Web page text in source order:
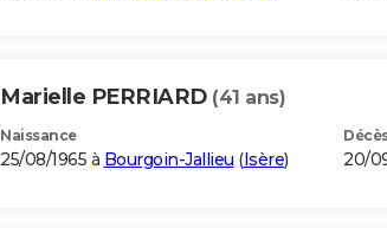
Marielle PERRIARD (41 ans)
Naissance
25/08/1965 à Bourgoin-Jallieu (Isère) 20/